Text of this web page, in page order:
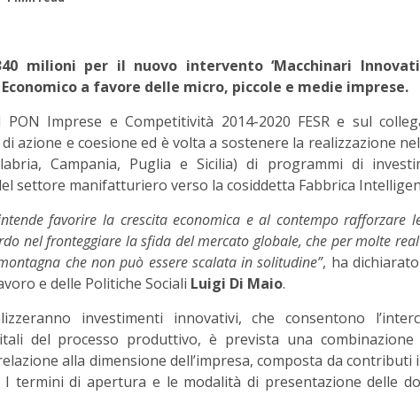
milioni per il nuovo intervento ‘Macchinari
a favore delle micro, piccole e medie imprese.
Imprese e Competitività 2014-2020 FESR e sul
azione e coesione ed è volta a sostenere la realizzazione
Campania, Puglia e Sicilia) di programmi di
settore manifatturiero verso la cosiddetta Fabbrica
favorire la crescita economica e al contempo rafforzare
nel fronteggiare la sfida del mercato globale, che per molte
che non può essere scalata in solitudine”, ha
e delle Politiche Sociali Luigi Di Maio.
investimenti innovativi, che consentono
del processo produttivo, è prevista una combinazione
alla dimensione dell’impresa, composta da
I termini di apertura e le modalità di presentazione delle